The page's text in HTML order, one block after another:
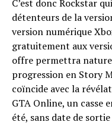
C’est donc Rockstar
détenteurs de la
version numérique
gratuitement aux
offre permettra
progression en Story
coïncide avec la
GTA Online, un casse
été, sans date de